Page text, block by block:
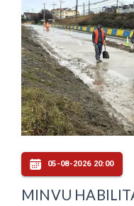
05-08-2026 20:00
MINVU